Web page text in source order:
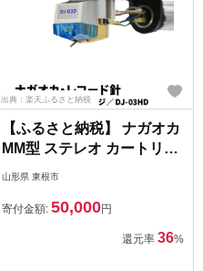
出典：楽天ふるさと納税
【ふるさと納税】 ナガオカ
MM型 ステレオ カートリッ
ジ ヘッドシェル付き DJ-
ド針 DJ 高音質 スクラッチ
対応 重針圧 高出力 鮮明 交
換針 山形県 東根市
山形県 東根市
寄付金額:50,000円
還元率 36%